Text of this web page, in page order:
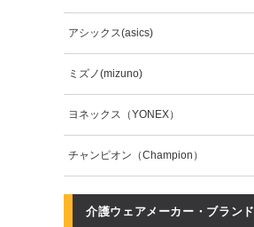
アシックス(asics)
ミズノ(mizuno)
ヨネックス（YONEX）
チャンピオン（Champion）
介護ウェアメーカー・ブランド